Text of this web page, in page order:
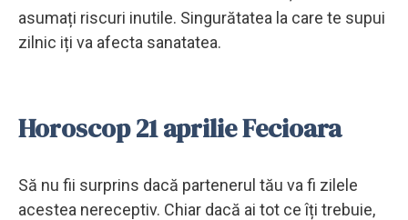
asumați riscuri inutile. Singurătatea la care te supui
zilnic iți va afecta sanatatea.
Horoscop 21 aprilie Fecioara
Să nu fii surprins dacă partenerul tău va fi zilele
acestea nereceptiv. Chiar dacă ai tot ce îți trebuie,